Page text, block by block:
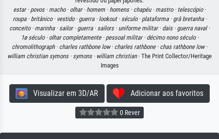
estar · povos · macho · olhar · homem · homens · chapéu · mastro · telescópio ·
roupa · britânico · vestido · guerra · lookout · século · plataforma · grâ bretanha ·
conceito · marinha · sailor · guerra · sailors · uniforme militar · dais · guerra naval ·
1ø século · olhar completamente · pessoal militar · décimo nono século ·
chromolithograph · charles rathbone low · charles rathbone · chas rathbone low ·
william christian symons · symons · william christian· The Print Collector/Heritage
Images
Visualizar em 3D/AR Adicionar aos favoritos
0 Rever